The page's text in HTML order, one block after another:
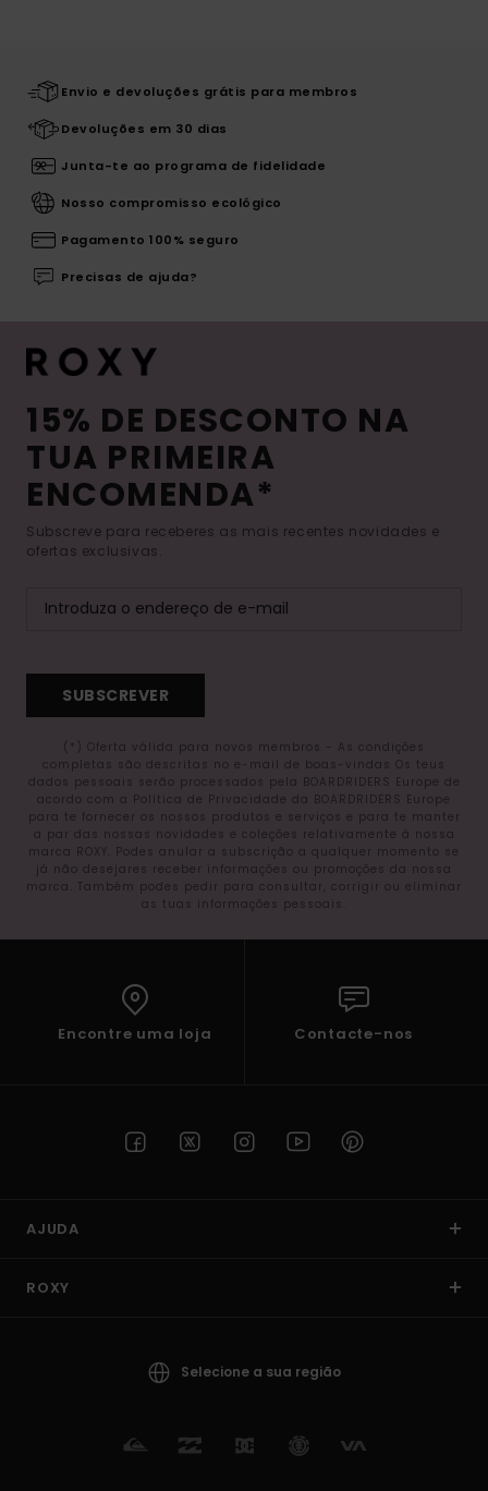
Envio e devoluções grátis para membros
Devoluções em 30 dias
Junta-te ao programa de fidelidade
Nosso compromisso ecológico
Pagamento 100% seguro
Precisas de ajuda?
15% DE DESCONTO NA
TUA PRIMEIRA
ENCOMENDA*
Subscreve para receberes as mais recentes novidades e
ofertas exclusivas.
SUBSCREVER
(*) Oferta válida para novos membros - As condições
completas são descritas no e-mail de boas-vindas Os teus
dados pessoais serão processados pela BOARDRIDERS Europe de
acordo com a Política de Privacidade da BOARDRIDERS Europe
para te fornecer os nossos produtos e serviços e para te manter
a par das nossas novidades e coleções relativamente à nossa
marca ROXY. Podes anular a subscrição a qualquer momento se
já não desejares receber informações ou promoções da nossa
marca. Também podes pedir para consultar, corrigir ou eliminar
as tuas informações pessoais.
Encontre uma loja Contacte-nos
AJUDA
ROXY
Selecione a sua região